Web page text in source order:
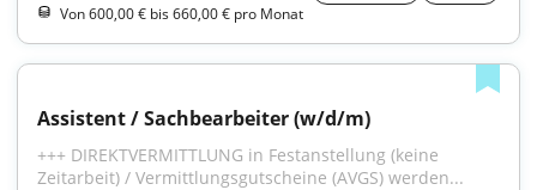
Von 600,00 € bis 660,00 € pro Monat
Assistent / Sachbearbeiter (w/d/m)
+++ DIREKTVERMITTLUNG in Festanstellung (keine
Zeitarbeit) / Vermittlungsgutscheine (AVGS) werden...